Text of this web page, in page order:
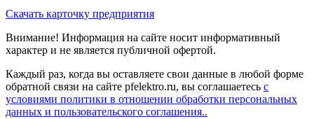
Скачать карточку предприятия
Внимание! Информация на сайте носит информативный
характер и не является публичной офертой.
Каждый раз, когда вы оставляете свои данные в любой форме
обратной связи на сайте pfelektro.ru, вы соглашаетесь с
условиями политики в отношении обработки персональных
данных и пользовательского соглашения..